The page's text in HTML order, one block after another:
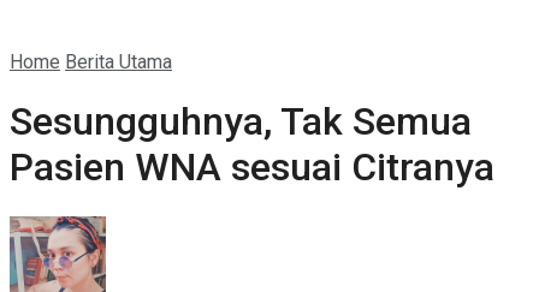
Home Berita Utama
Sesungguhnya, Tak Semua
Pasien WNA sesuai Citranya